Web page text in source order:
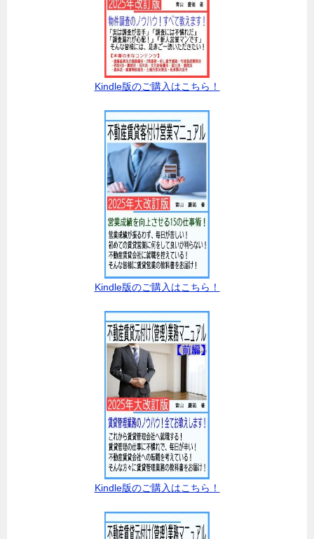
Kindle版のご購入はこちら！
Kindle版のご購入はこちら！
Kindle版のご購入はこちら！